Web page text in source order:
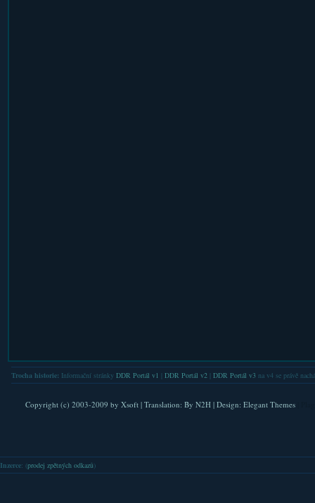
Trocha historie: Informační stránky DDR Portál v1 DDR Portál v2| DDR Portál v3na v4 se právě
Copyright (c) 2003-2009 by Xsoft| Translation: By N2H| Design: Elegant Themes
Inzerce: (prodej zpětných odkazů )